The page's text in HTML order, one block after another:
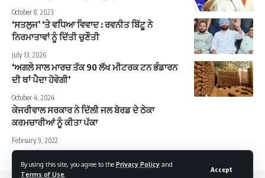
By using this site, you agree to the Privacy Policy and
Terms of Use
Accept
October 8, 2023
‘ਸਤਲੁਜ’ ‘ਤੇ ਵਧਿਆ ਵਿਵਾਦ : ਰਵਨੀਤ ਬਿੱਟੂ ਨੇ
ਨਿਰਮਾਤਾਵਾਂ ਨੂੰ ਦਿੱਤੀ ਚੁਣੌਤੀ
July 13, 2026
‘ਅਗਲੇ ਸਾਲ ਮਾਰਚ ਤੱਕ 90 ਲੱਖ ਮੀਟਰਕ ਟਨ ਭੰਡਾਰਨ
ਦੀ ਥਾਂ ਪੈਦਾ ਹੋਵੇਗੀ’
October 4, 2024
ਕੇਜਰੀਵਾਲ ਸਰਕਾਰ ਨੇ ਦਿੱਲੀ ਜਲ ਬੋਰਡ ਦੇ ਠੇਕਾ
ਕਰਮਚਾਰੀਆਂ ਨੂੰ ਕੀਤਾ ਪੱਕਾ
February 9, 2022